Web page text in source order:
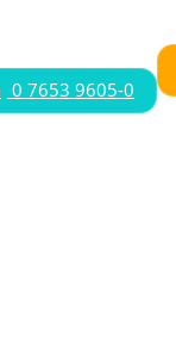
0 7653 9605-0